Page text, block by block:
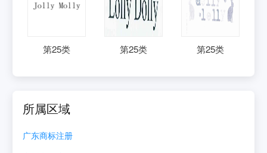
第25类 第25类 第25类
所属区域
广东商标注册